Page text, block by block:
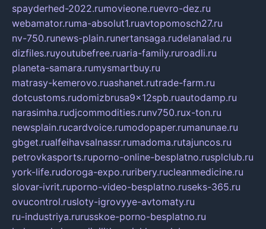
spayderhed-2022.rumovieone.ruevro-dez.ru
webamator.ruma-absolut1.ruavtopomosch27.ru
nv-750.runews-plain.runertansaga.rudelanalad.ru
dizfiles.ruyoutubefree.ruaria-family.ruroadli.ru
planeta-samara.rumysmartbuy.ru
matrasy-kemerovo.ruashanet.rutrade-farm.ru
dotcustoms.rudomizbrusa9x12spb.ruautodamp.ru
narasimha.rudjcommodities.runv750.rux-ton.ru
newsplain.rucardvoice.rumodopaper.rumanunae.ru
gbget.rualfeihavsalnassr.rumadoma.rutajuncos.ru
petrovkasports.ruporno-online-besplatno.rusplclub.ru
york-life.rudoroga-expo.ruribery.rucleanmedicine.ru
slovar-ivrit.ruporno-video-besplatno.ruseks-365.ru
ovucontrol.rusloty-igrovyye-avtomaty.ru
ru-industriya.rurusskoe-porno-besplatno.ru